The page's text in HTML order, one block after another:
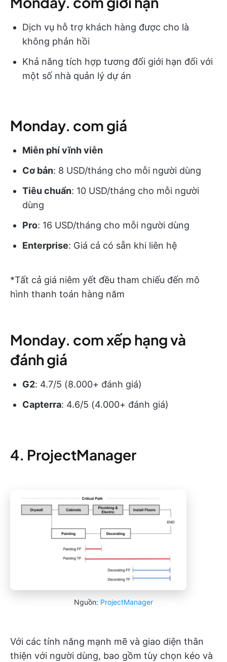
Dịch vụ hỗ trợ khách hàng được cho là
không phản hồi
Khả năng tích hợp tương đối giới hạn đối với
một số nhà quản lý dự án
Monday. com giá
Miễn phí vĩnh viễn
Cơ bản: 8 USD/tháng cho mỗi người dùng
Tiêu chuẩn: 10 USD/tháng cho mỗi người
dùng
Pro: 16 USD/tháng cho mỗi người dùng
Enterprise: Giá cả có sẵn khi liên hệ
*Tất cả giá niêm yết đều tham chiếu đến mô
hình thanh toán hàng năm
Monday. com xếp hạng và
đánh giá
G2: 4.7/5 (8.000+ đánh giá)
Capterra: 4.6/5 (4.000+ đánh giá)
4. ProjectManager
Nguồn: ProjectManager
Với các tính năng mạnh mẽ và giao diện thân
thiện với người dùng, bao gồm tùy chọn kéo và